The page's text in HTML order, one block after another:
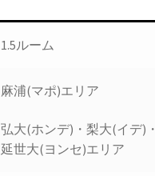
1.5ルーム
麻浦(マポ)エリア
弘大(ホンデ)・梨大(イデ)・
延世大(ヨンセ)エリア